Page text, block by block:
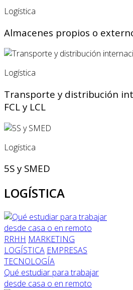
Logística
Almacenes propios o
Logística
Transporte y distribución
FCL y LCL
Logística
5S y SMED
LOGÍSTICA
RRHH MARKETING
LOGÍSTICA EMPRESAS
TECNOLOGÍA
Qué estudiar para trabajar
desde casa o en remoto